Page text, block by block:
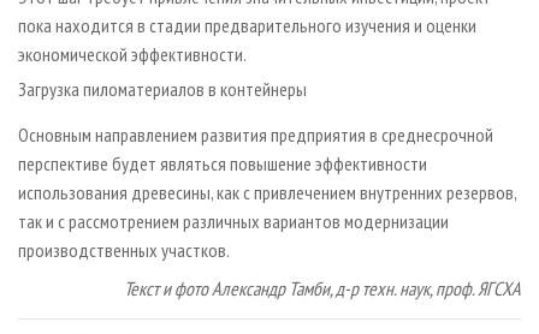
пока находится в стадии предварительного изучения и оценки
экономической эффективности.
Загрузка пиломатериалов в контейнеры
Основным направлением развития предприятия в среднесрочной
перспективе будет являться повышение эффективности
использования древесины, как с привлечением внутренних резервов,
так и с рассмотрением различных вариантов модернизации
производственных участков.
Текст и фото Александр Тамби, д-р техн. наук, проф. ЯГСХА